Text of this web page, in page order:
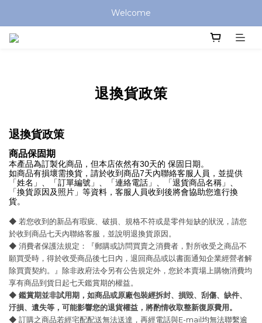
Welcome
退換貨政策
退換貨政策
商品保固期
本產品為訂製化商品，但本店依然有30天的 保固日期。
如商品有損壞需換貨，請於收到商品7天內聯絡客服人員，並提供
「姓名」、「訂單編號」、「連絡電話」、「退貨商品名稱」、
「換貨原因及照片」等資料，客服人員收到後將會協助您進行換
貨。
◆ 若您收到的新品有瑕疵、破損、規格不符或是零件短缺的狀況，請您
於收到商品七天內聯絡客服，並說明退換貨原因。
◆ 消費者保護法規定：『郵購或訪問買賣之消費者，對所收受之商品不
願買受時，得於收受商品後七日內，退回商品或以書面通知企業經營者解
除買賣契約。』除非政府法令另有公告規定外，您於本賣場上購物消費均
享有商品到貨日起七天鑑賞期的權益。
◆ 鑑賞期並非試用期，如商品或原廠包裝經拆封、損毀、刮傷、缺件、
汙損、遺失等，可能影響您的退貨權益，將酌情收取整新復原費用。
◆ 訂購之商品若經宅配配送無法送達，再經電話與E-mail均無法聯繫逾